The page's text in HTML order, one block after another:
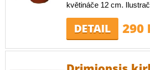
květináče 12 cm.
DETAIL 290